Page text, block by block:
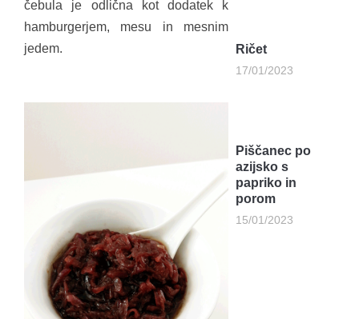
čebula je odlična kot dodatek k
hamburgerjem, mesu in mesnim
jedem.
Ričet
17/01/2023
Piščanec po
azijsko s
papriko in
porom
15/01/2023